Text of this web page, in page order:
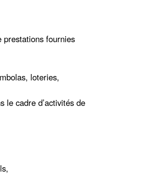
prestations fournies
loteries,
le cadre d’activités de